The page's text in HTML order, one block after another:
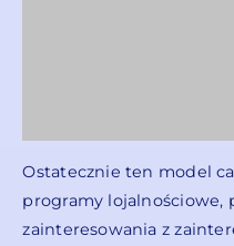
Ostatecznie ten model
programy lojalnościowe,
zainteresowania z